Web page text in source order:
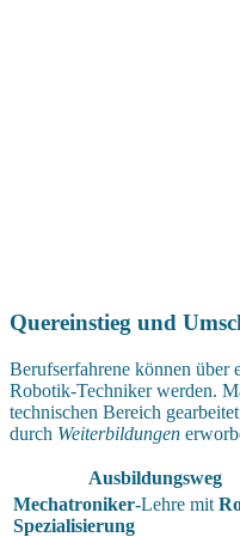
Quereinstieg und
Berufserfahrene können über
Robotik-Techniker werden.
technischen Bereich
durch Weiterbildungen
Ausbildungsweg
Mechatroniker-Lehre mit
Spezialisierung